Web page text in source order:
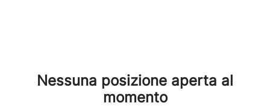
Nessuna posizione aperta al
momento